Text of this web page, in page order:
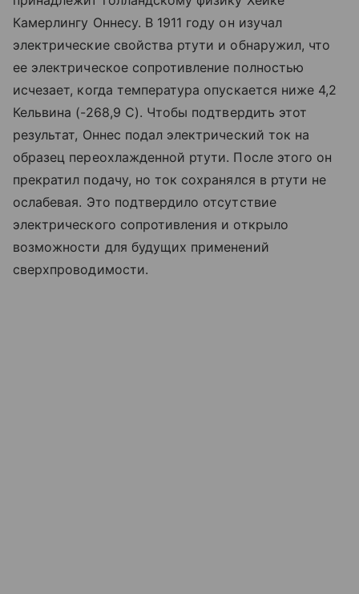
Камерлингу Оннесу. В 1911 году он изучал
электрические свойства ртути и обнаружил, что
ее электрическое сопротивление полностью
исчезает, когда температура опускается ниже 4,2
Кельвина (-268,9 C). Чтобы подтвердить этот
результат, Оннес подал электрический ток на
образец переохлажденной ртути. После этого он
прекратил подачу, но ток сохранялся в ртути не
ослабевая. Это подтвердило отсутствие
электрического сопротивления и открыло
возможности для будущих применений
сверхпроводимости.